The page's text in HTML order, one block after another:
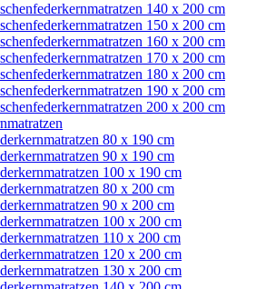
140 x 200 cm
150 x 200 cm
160 x 200 cm
170 x 200 cm
180 x 200 cm
190 x 200 cm
200 x 200 cm
80 x 190 cm
90 x 190 cm
100 x 190 cm
80 x 200 cm
90 x 200 cm
100 x 200 cm
110 x 200 cm
120 x 200 cm
130 x 200 cm